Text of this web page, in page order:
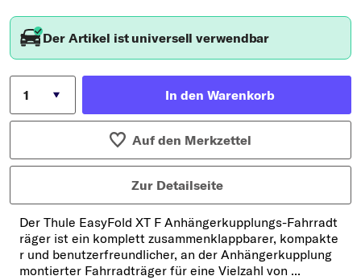
Der Artikel ist universell verwendbar
In den Warenkorb
Auf den Merkzettel
Zur Detailseite
Der Thule EasyFold XT F Anhängerkupplungs-Fahrradt
räger ist ein komplett zusammenklappbarer, kompakte
r und benutzerfreundlicher, an der Anhängerkupplung
montierter Fahrradträger für eine Vielzahl von ...